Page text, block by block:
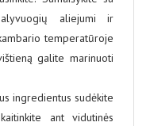
aliejumi ir
temperatūroje
galite marinuoti
ingredientus sudėkite
ant vidutinės